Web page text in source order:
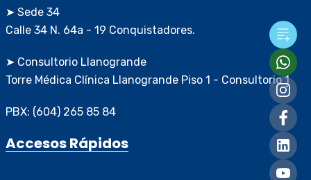
➤ Sede 34
Calle 34 N. 64a - 19 Conquistadores.
➤ Consultorio Llanogrande
Torre Médica Clínica Llanogrande Piso 1 - Consultorio 1
PBX: (604) 265 85 84
Accesos Rápidos